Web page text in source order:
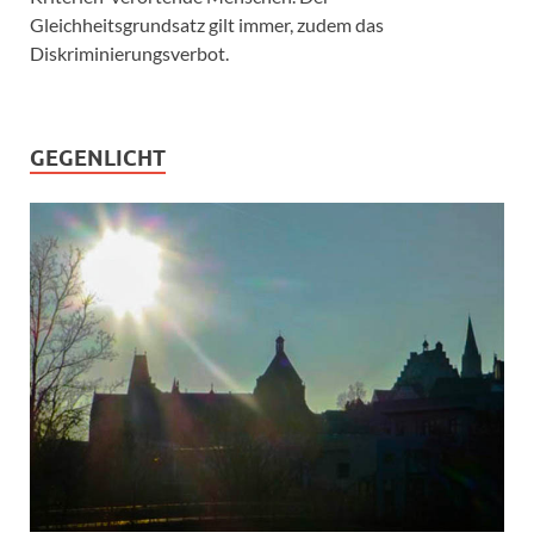
Gleichheitsgrundsatz gilt immer, zudem das
Diskriminierungsverbot.
GEGENLICHT